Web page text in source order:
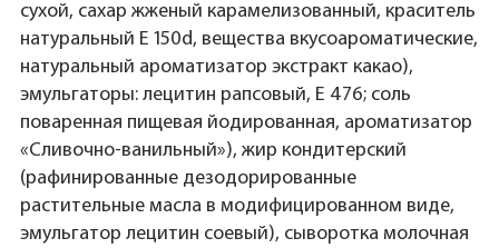
сухой, сахар жженый карамелизованный, краситель
натуральный Е 150d, вещества вкусоароматические,
натуральный ароматизатор экстракт какао),
эмульгаторы: лецитин рапсовый, Е 476; соль
поваренная пищевая йодированная, ароматизатор
«Сливочно-ванильный»), жир кондитерский
(рафинированные дезодорированные
растительные масла в модифицированном виде,
эмульгатор лецитин соевый), сыворотка молочная